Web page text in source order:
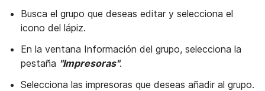
Busca el grupo que deseas editar y selecciona el
icono del lápiz.
En la ventana Información del grupo, selecciona la
pestaña "Impresoras".
Selecciona las impresoras que deseas añadir al grupo.